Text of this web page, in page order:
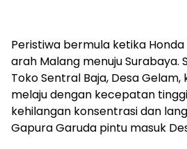
Peristiwa bermula ketika
arah Malang menuju Surabaya.
Toko Sentral Baja, Desa
melaju dengan kecepatan
kehilangan konsentrasi dan
Gapura Garuda pintu masuk